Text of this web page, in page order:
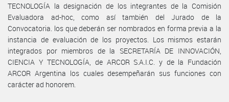
TECNOLOGÍA la designación de los integrantes de la Comisión
Evaluadora ad-hoc, como así también del Jurado de la
Convocatoria. los que deberán ser nombrados en forma previa a la
instancia de evaluación de los proyectos. Los mismos estarán
integrados por miembros de la SECRETARÍA DE INNOVACIÓN,
CIENCIA Y TECNOLOGÍA, de ARCOR S.A.I.C. y de la Fundación
ARCOR Argentina los cuales desempeñarán sus funciones con
carácter ad honorem.